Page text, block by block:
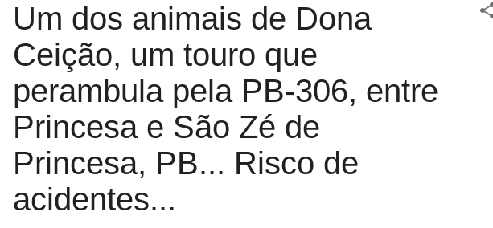
Um dos animais de Dona
Ceição, um touro que
perambula pela PB-306, entre
Princesa e São Zé de
Princesa, PB... Risco de
acidentes...